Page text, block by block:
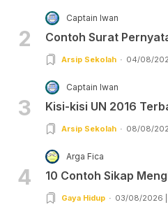
2
Captain Iwan
Contoh Surat
Arsip Sekolah 04/08/
3
Captain Iwan
Kisi-kisi UN 2016
Arsip Sekolah 08/08/
4
Arga Fica
10 Contoh Sikap
Gaya Hidup 03/08/2026 |